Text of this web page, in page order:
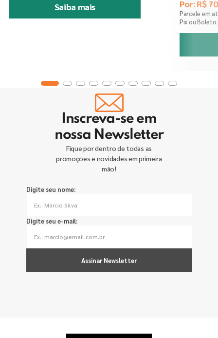
Saiba mais Por:R$
Parcele em
Pix ou
Inscreva-se em
nossa Newsletter
Fique por dentro de todas as
promoções e novidades em primeira
mão!
Digite seu nome:
Digite seu e-mail:
Assinar Newsletter